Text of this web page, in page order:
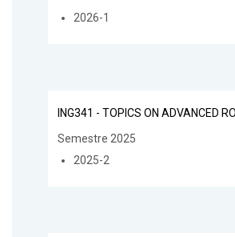
2026-1
ING341 - TOPICS ON ADVANCED
Semestre 2025
2025-2